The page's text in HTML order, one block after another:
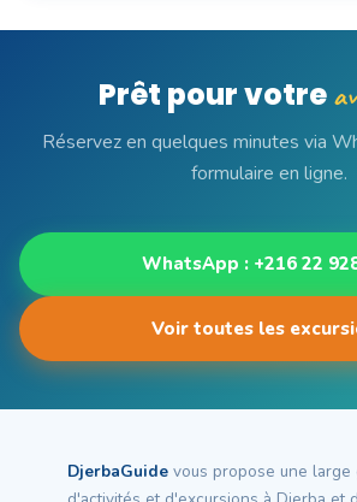
Prêt pour votre
Réservez en quelques minutes via
formulaire en ligne.
WhatsApp : +216 22
Voir toutes les
DjerbaGuide vous propose une large